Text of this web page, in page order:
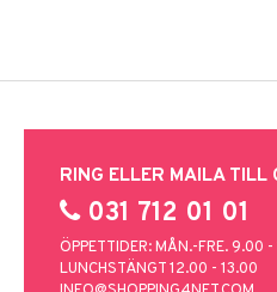
RING ELLER MAILA TILL
031 712 01 01
ÖPPETTIDER: MÅN.-FRE. 9.00
LUNCHSTÄNGT 12.00 - 13.00